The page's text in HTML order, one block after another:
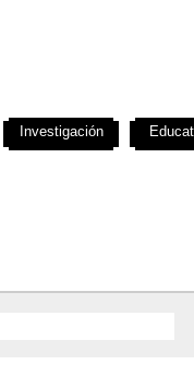
Investigación